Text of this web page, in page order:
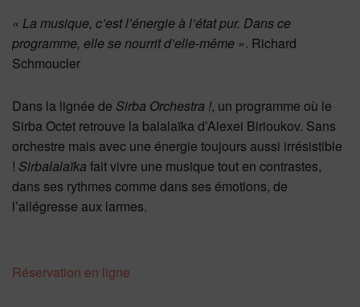
« La musique, c’est l’énergie à l’état pur. Dans ce
programme, elle se nourrit d’elle-même ». Richard
Schmoucler
Dans la lignée de Sirba Orchestra !, un programme où le
Sirba Octet retrouve la balalaïka d’Alexei Birioukov. Sans
orchestre mais avec une énergie toujours aussi irrésistible
! Sirbalalaïka fait vivre une musique tout en contrastes,
dans ses rythmes comme dans ses émotions, de
l’allégresse aux larmes.
Réservation en ligne